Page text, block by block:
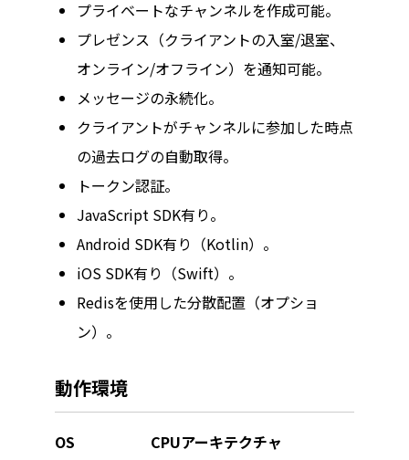
プライベートなチャンネルを作成可能。
プレゼンス（クライアントの入室/退室、
オンライン/オフライン）を通知可能。
メッセージの永続化。
クライアントがチャンネルに参加した時点
の過去ログの自動取得。
トークン認証。
JavaScript SDK有り。
Android SDK有り（Kotlin）。
iOS SDK有り（Swift）。
Redisを使用した分散配置（オプショ
ン）。
動作環境
OS CPUアーキテクチャ